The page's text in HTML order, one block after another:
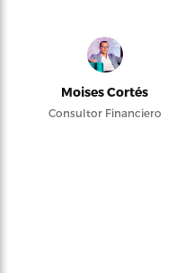
Moises Cortés
Consultor Financiero